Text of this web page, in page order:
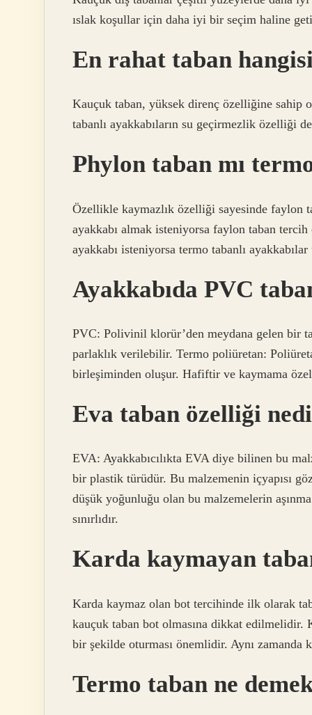
ıslak koşullar için daha iyi bir seçim haline
En rahat taban
Kauçuk taban, yüksek direnç özelliğine sahip
tabanlı ayakkabıların su geçirmezlik özelliği
Phylon taban mı
Özellikle kaymazlık özelliği sayesinde faylon
ayakkabı almak isteniyorsa faylon taban tercih
ayakkabı isteniyorsa termo tabanlı
Ayakkabıda PVC
PVC: Polivinil klorür’den meydana gelen bir
parlaklık verilebilir. Termo poliüretan:
birleşiminden oluşur. Hafiftir ve kaymama
Eva taban özelliği
EVA: Ayakkabıcılıkta EVA diye bilinen bu
bir plastik türüdür. Bu malzemenin içyapısı
düşük yoğunluğu olan bu malzemelerin
sınırlıdır.
Karda kaymayan
Karda kaymaz olan bot tercihinde ilk olarak
kauçuk taban bot olmasına dikkat edilmelidir.
bir şekilde oturması önemlidir. Aynı zamanda
Termo taban ne